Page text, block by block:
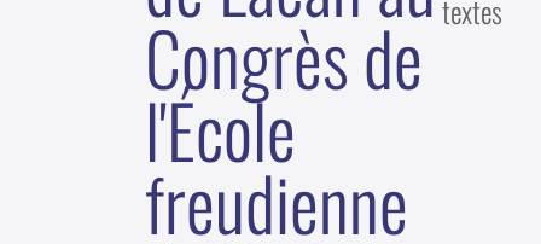
Congrès de
l'École
freudienne
textes